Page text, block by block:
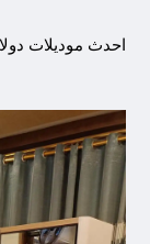
أغسطس